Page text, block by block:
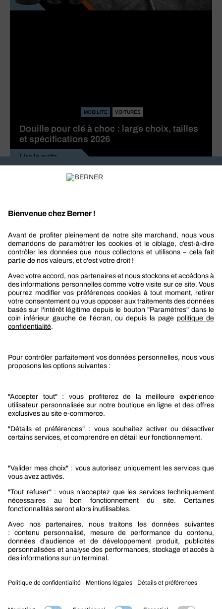
MOBILITE VOITURES
Douille pour clé à choc : large choix, tailles
et spécifications 2026
Lire la suite
Berner
Boutique Berner
Boutique Berner Industry Services
Le groupe Berner
Nos produits
Sélection produits automobile
Sélection produits bâtiment
Promotions
Nouveautés mobilité
Nouveautés construction
CARRIÈRES
NOTRE OFFRE
Entre vous et nous
Nous contacter